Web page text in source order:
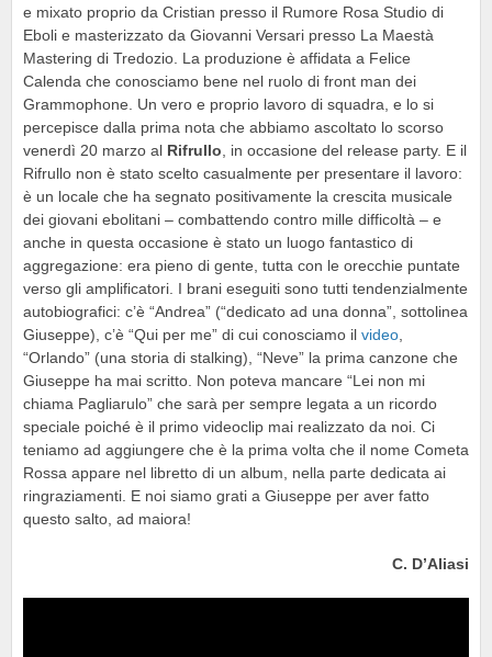
e mixato proprio da Cristian presso il Rumore Rosa Studio di
Eboli e masterizzato da Giovanni Versari presso La Maestà
Mastering di Tredozio. La produzione è affidata a Felice
Calenda che conosciamo bene nel ruolo di front man dei
Grammophone. Un vero e proprio lavoro di squadra, e lo si
percepisce dalla prima nota che abbiamo ascoltato lo scorso
venerdì 20 marzo al Rifrullo , in occasione del release party. E il
Rifrullo non è stato scelto casualmente per presentare il lavoro:
è un locale che ha segnato positivamente la crescita musicale
dei giovani ebolitani – combattendo contro mille difficoltà – e
anche in questa occasione è stato un luogo fantastico di
aggregazione: era pieno di gente, tutta con le orecchie puntate
verso gli amplificatori. I brani eseguiti sono tutti tendenzialmente
autobiografici: c’è “Andrea” (“dedicato ad una donna”, sottolinea
Giuseppe), c’è “Qui per me” di cui conosciamo il video
“Orlando” (una storia di stalking), “Neve” la prima canzone che
Giuseppe ha mai scritto. Non poteva mancare “Lei non mi
chiama Pagliarulo” che sarà per sempre legata a un ricordo
speciale poiché è il primo videoclip mai realizzato da noi. Ci
teniamo ad aggiungere che è la prima volta che il nome Cometa
Rossa appare nel libretto di un album, nella parte dedicata ai
ringraziamenti. E noi siamo grati a Giuseppe per aver fatto
questo salto, ad maiora!
C. D’Aliasi